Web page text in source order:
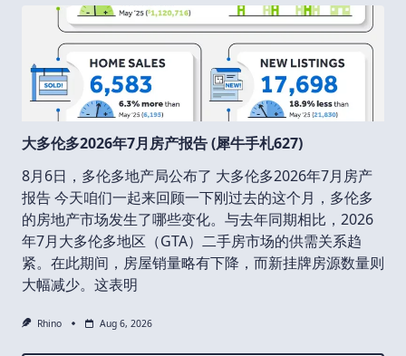
大多伦多2026年7月房产报告 (犀牛手札627)
8月6日，多伦多地产局公布了 大多伦多2026年7月房产
报告 今天咱们一起来回顾一下刚过去的这个月，多伦多
的房地产市场发生了哪些变化。与去年同期相比，2026
年7月大多伦多地区（GTA）二手房市场的供需关系趋
紧。在此期间，房屋销量略有下降，而新挂牌房源数量则
大幅减少。这表明
Rhino Aug 6, 2026